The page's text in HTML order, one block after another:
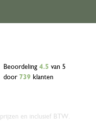
Beoordeling 4.5 van 5
door 739 klanten
en inclusief BTW.